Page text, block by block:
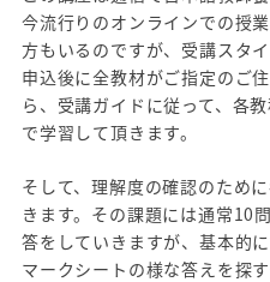
今流行りのオンラインでの授
方もいるのですが、受講スタ
申込後に全教材がご指定のご
ら、受講ガイドに従って、各
で学習して頂きます。
そして、理解度の確認のため
きます。その課題には通常10
答をしていきますが、基本的
マークシートの様な答えを探